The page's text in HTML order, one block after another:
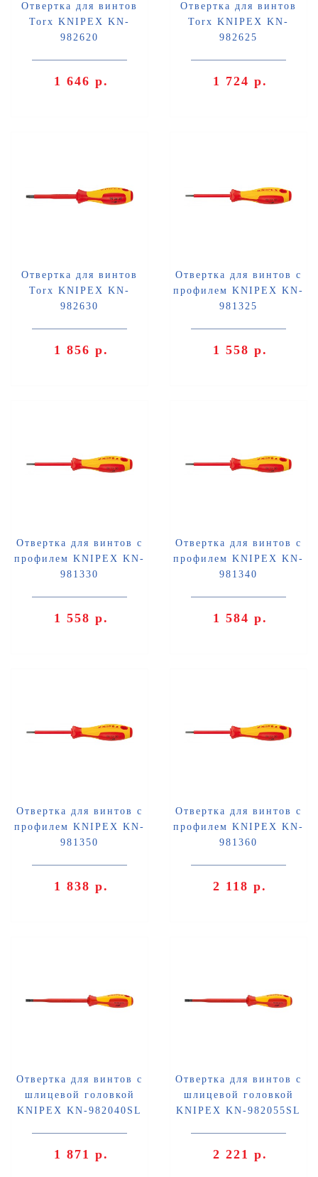
Отвертка для винтов
Torx KNIPEX KN-
982620
1 646 р.
Отвертка для винтов
Torx KNIPEX KN-
982625
1 724 р.
Отвертка для винтов
Torx KNIPEX KN-
982630
1 856 р.
Отвертка для винтов с
профилем KNIPEX KN-
981325
1 558 р.
Отвертка для винтов с
профилем KNIPEX KN-
981330
1 558 р.
Отвертка для винтов с
профилем KNIPEX KN-
981340
1 584 р.
Отвертка для винтов с
профилем KNIPEX KN-
981350
1 838 р.
Отвертка для винтов с
профилем KNIPEX KN-
981360
2 118 р.
Отвертка для винтов с
шлицевой головкой
KNIPEX KN-982040SL
1 871 р.
Отвертка для винтов с
шлицевой головкой
KNIPEX KN-982055SL
2 221 р.